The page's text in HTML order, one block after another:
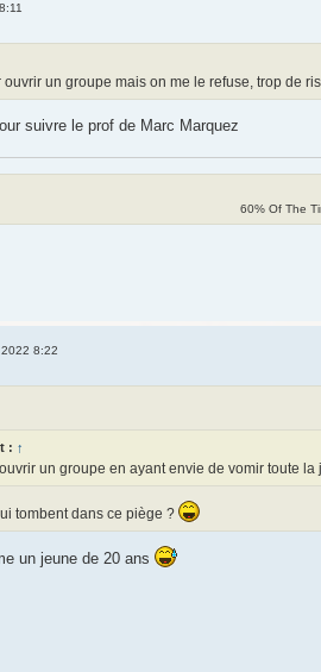
un groupe mais on me le refuse, trop de
suivre le prof de Marc Marquez
60% Of The
8:22
: ↑
un groupe en ayant envie de vomir toute
tombent dans ce piège ?
un jeune de 20 ans